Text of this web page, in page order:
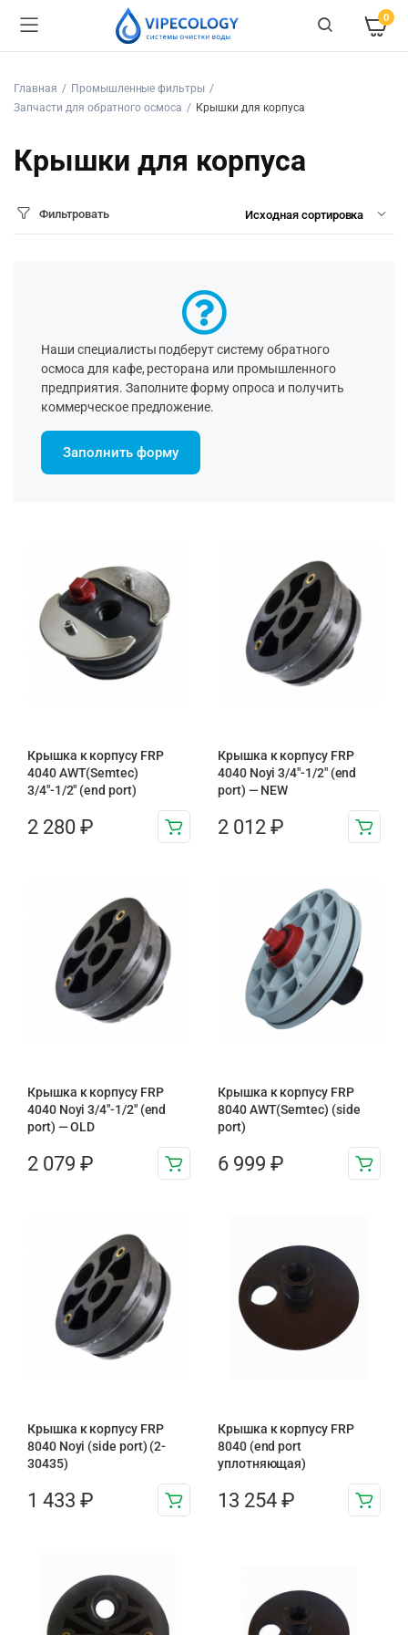
0
Главная
Промышленные фильтры
Запчасти для обратного осмоса
Крышки для корпуса
Крышки для корпуса
Фильтровать
Наши специалисты подберут систему обратного
осмоса для кафе, ресторана или промышленного
предприятия. Заполните форму опроса и получить
коммерческое предложение.
Заполнить форму
Крышка к корпусу FRP
4040 AWT(Semtec)
3/4″-1/2″ (end port)
2 280 ₽
Крышка к корпусу FRP
4040 Noyi 3/4″-1/2″ (end
port) — NEW
2 012 ₽
Крышка к корпусу FRP
4040 Noyi 3/4″-1/2″ (end
port) — OLD
2 079 ₽
Крышка к корпусу FRP
8040 AWT(Semtec) (side
port)
6 999 ₽
Крышка к корпусу FRP
8040 Noyi (side port) (2-
30435)
1 433 ₽
Крышка к корпусу FRP
8040 (end port
уплотняющая)
13 254 ₽